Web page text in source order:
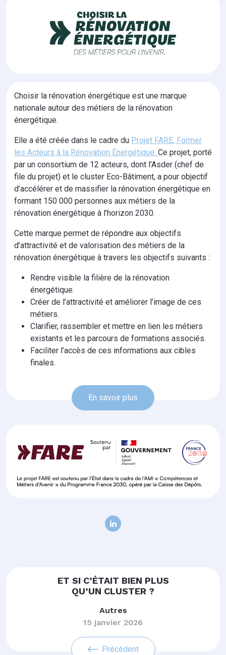
Choisir la rénovation énergétique est une marque
nationale autour des métiers de la rénovation
énergétique.
Elle a été créée dans le cadre du Projet FARE, Former
les Acteurs à la Rénovation Énergétique. Ce projet, porté
par un consortium de 12 acteurs, dont l’Asder (chef de
file du projet) et le cluster Eco-Bâtiment, a pour objectif
d’accélérer et de massifier la rénovation énergétique en
formant 150 000 personnes aux métiers de la
rénovation énergétique à l’horizon 2030.
Cette marque permet de répondre aux objectifs
d’attractivité et de valorisation des métiers de la
rénovation énergétique à travers les objectifs suivants :
Rendre visible la filière de la rénovation
énergétique.
Créer de l’attractivité et améliorer l’image de ces
métiers.
Clarifier, rassembler et mettre en lien les métiers
existants et les parcours de formations associés.
Faciliter l’accès de ces informations aux cibles
finales.
En savoir plus
ET SI C’ÉTAIT BIEN PLUS
QU’UN CLUSTER ?
Autres
15 janvier 2026
Précédent